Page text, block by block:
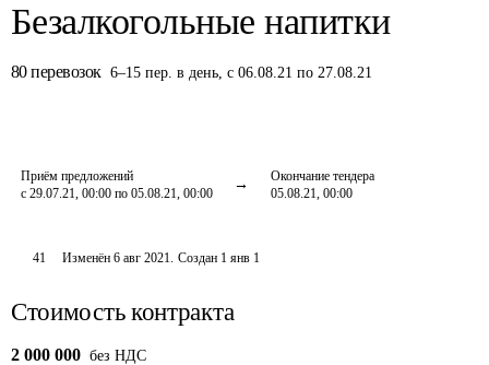
Безалкогольные напитки
80 перевозок 6–15 пер. в день, с 06.08.21 по 27.08.21
Приём предложений
с 29.07.21, 00:00 по 05.08.21, 00:00
Окончание тендера
05.08.21, 00:00
41 Изменён6 авг 2021. Создан 1 янв 1
Стоимость контракта
2 000 000 без НДС